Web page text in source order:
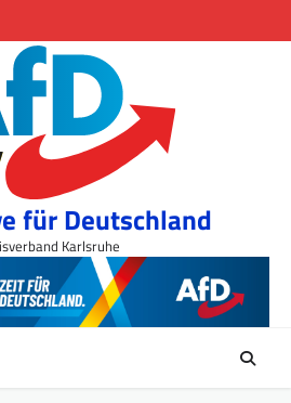
für Deutschland
Karlsruhe